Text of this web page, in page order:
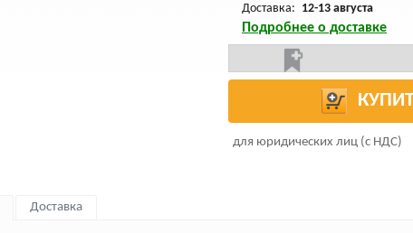
Доставка: 12-13 августа
Подробнее о доставке
для юридических лиц (с НДС)
Доставка